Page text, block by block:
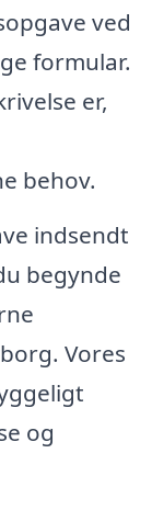
ved
formular.
er,
behov.
indsendt
begynde
Vores
og